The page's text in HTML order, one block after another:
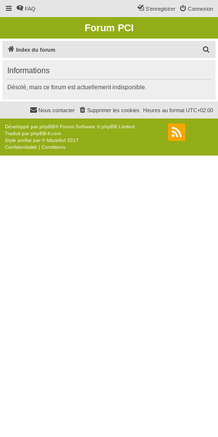
FAQ Connexion
S’enregistrer
Forum PCI
Index du forum
r
c
r
Informations
Désolé, mais ce forum est actuellement indisponible.
Heures au format UTC+02:00
Supprimer les cookies
Nous contacter
Développé parphpBB® Forum Software © phpBB Limited
Traduit parphpBB-fr.com
Style proflat par ©Mazeltof 2017
Confidentialité | Conditions